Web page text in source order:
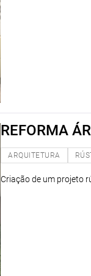
REFORMA
ARQUITETURA
Criação de um projeto